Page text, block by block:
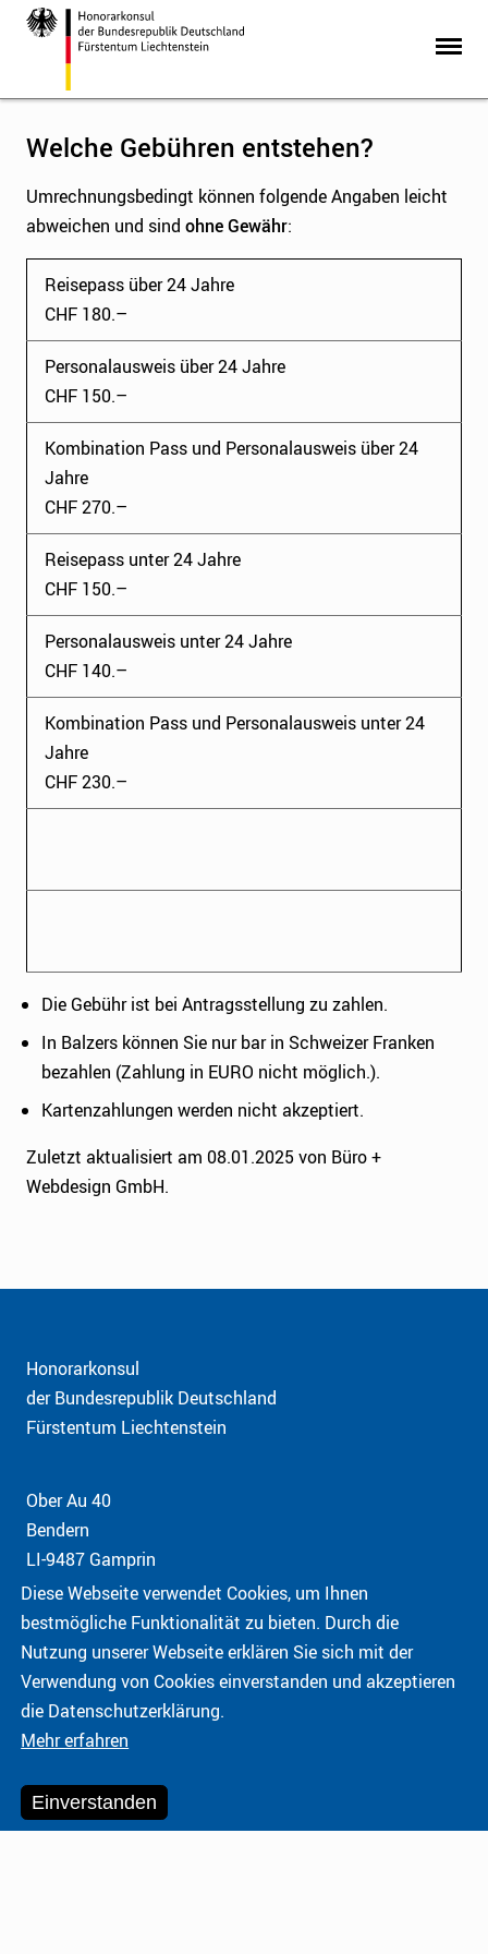
Welche Gebühren entstehen?
Umrechnungsbedingt können folgende Angaben leicht
abweichen und sind ohne Gewähr:
Reisepass über 24 Jahre
CHF 180.–
Personalausweis über 24 Jahre
CHF 150.–
Kombination Pass und Personalausweis über 24
Jahre
CHF 270.–
Reisepass unter 24 Jahre
CHF 150.–
Personalausweis unter 24 Jahre
CHF 140.–
Kombination Pass und Personalausweis unter 24
Jahre
CHF 230.–
Die Gebühr ist bei Antragsstellung zu zahlen.
In Balzers können Sie nur bar in Schweizer Franken
bezahlen (Zahlung in EURO nicht möglich.).
Kartenzahlungen werden nicht akzeptiert.
Zuletzt aktualisiert am 08.01.2025 von Büro +
Webdesign GmbH.
Honorarkonsul
der Bundesrepublik Deutschland
Fürstentum Liechtenstein
Ober Au 40
Bendern
LI-9487 Gamprin
Telefon:+423 237 60 09
E-Mail: gamprin@hk-diplo.de
© 2026 Honorarkonsul der Bundesrepublik Deutschland
Fürstentum Liechtenstein
Impressum & Datenschutz
Diese Webseite verwendet Cookies, um Ihnen
bestmögliche Funktionalität zu bieten. Durch die
Nutzung unserer Webseite erklären Sie sich mit der
Verwendung von Cookies einverstanden und akzeptieren
die Datenschutzerklärung.
Mehr erfahren
Einverstanden